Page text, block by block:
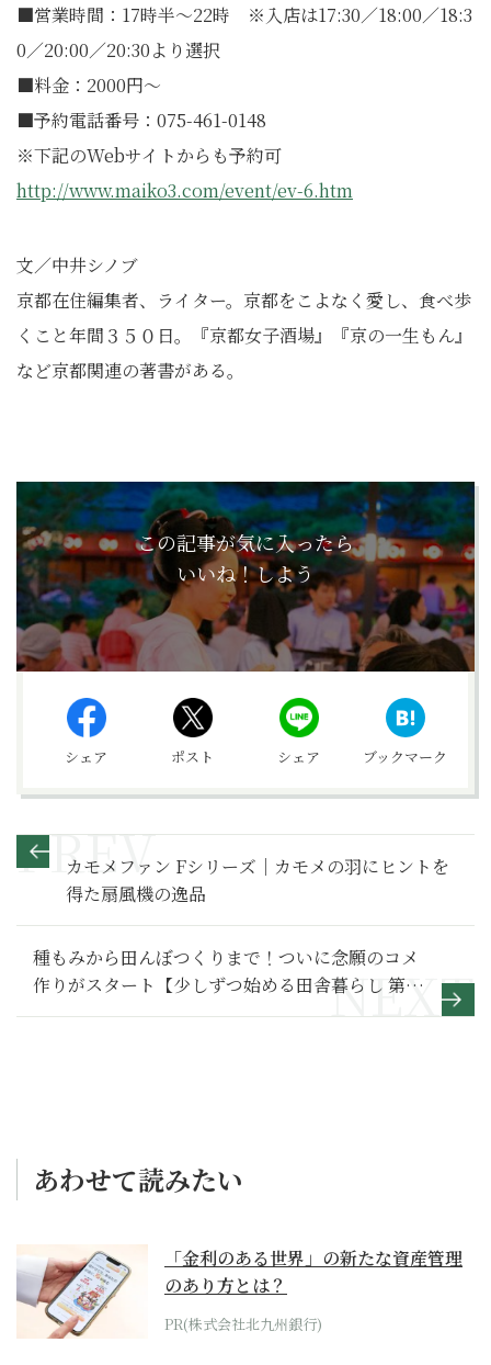
■営業時間：17時半〜22時 ※入店は17:30／18:00／18:3
0／20:00／20:30より選択
■料金：2000円〜
■予約電話番号：075-461-0148
※下記のWebサイトからも予約可
http://www.maiko3.com/event/ev-6.htm
文／中井シノブ
京都在住編集者、ライター。京都をこよなく愛し、食べ歩
くこと年間３５０日。『京都女子酒場』『京の一生もん』
など京都関連の著書がある。
この記事が気に入ったら
いいね！しよう
シェア ポスト シェア ブックマーク
カモメファン Fシリーズ｜カモメの羽にヒントを
得た扇風機の逸品
種もみから田んぼつくりまで！ついに念願のコメ
作りがスタート【少しずつ始める田舎暮らし 第8
回】
あわせて読みたい
「金利のある世界」の新たな資産管理
のあり方とは？
PR(株式会社北九州銀行)